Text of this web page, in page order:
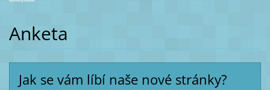
Anketa
Jak se vám líbí naše nové stránky?